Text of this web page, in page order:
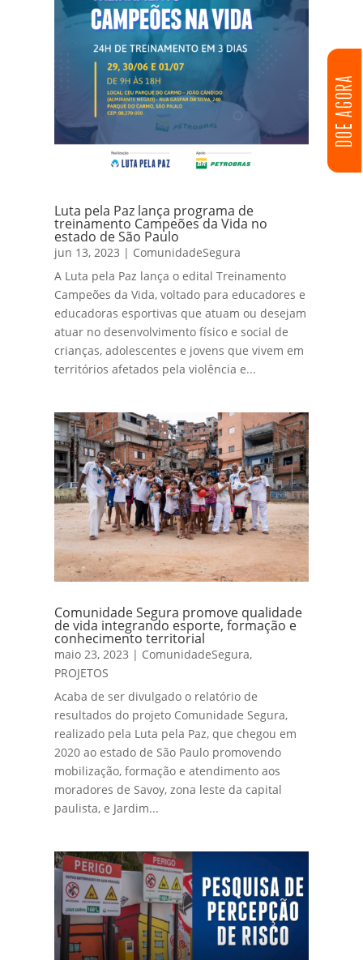
DOE AGORA
Luta pela Paz lança programa de
treinamento Campeões da Vida no
estado de São Paulo
jun 13, 2023 | ComunidadeSegura
A Luta pela Paz lança o edital Treinamento
Campeões da Vida, voltado para educadores e
educadoras esportivas que atuam ou desejam
atuar no desenvolvimento físico e social de
crianças, adolescentes e jovens que vivem em
territórios afetados pela violência e...
Comunidade Segura promove qualidade
de vida integrando esporte, formação e
conhecimento territorial
maio 23, 2023 | ComunidadeSegura,
PROJETOS
Acaba de ser divulgado o relatório de
resultados do projeto Comunidade Segura,
realizado pela Luta pela Paz, que chegou em
2020 ao estado de São Paulo promovendo
mobilização, formação e atendimento aos
moradores de Savoy, zona leste da capital
paulista, e Jardim...